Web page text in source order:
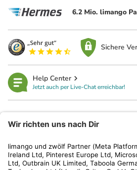
6.2 Mio. limango
Sichere
Help Center
Jetzt auch per Live-Chat erreichbar!
Kundenservice